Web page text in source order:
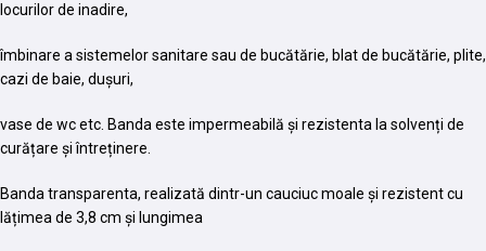
locurilor de inadire,
îmbinare a sistemelor sanitare sau de bucătărie, blat de bucătărie, plite,
cazi de baie, dușuri,
vase de wc etc. Banda este impermeabilă și rezistenta la solvenți de
curățare și întreținere.
Banda transparenta, realizată dintr-un cauciuc moale și rezistent cu
lățimea de 3,8 cm și lungimea